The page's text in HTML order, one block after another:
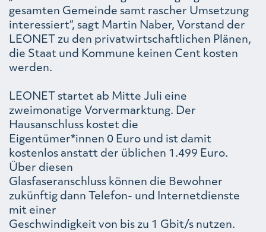
gesamten Gemeinde samt rascher Umsetzung
interessiert“, sagt Martin Naber, Vorstand der
LEONET zu den privatwirtschaftlichen Plänen,
die Staat und Kommune keinen Cent kosten
werden.
LEONET startet ab Mitte Juli eine
zweimonatige Vorvermarktung. Der
Hausanschluss kostet die
Eigentümer*innen 0 Euro und ist damit
kostenlos anstatt der üblichen 1.499 Euro.
Über diesen
Glasfaseranschluss können die Bewohner
zukünftig dann Telefon- und Internetdienste
mit einer
Geschwindigkeit von bis zu 1 Gbit/s nutzen.